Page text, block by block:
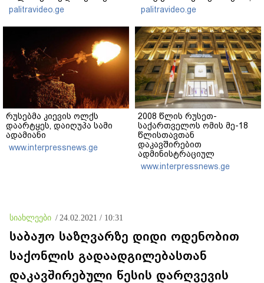
ეტაპებზე...
palitravideo.ge
ჩემს ანასტასიას გადახდა
თავს, მის მერე მე მე არ
ვარ"
palitravideo.ge
რუსებმა კიევის ოლქს
დაარტყეს, დაიღუპა სამი
ადამიანი
www.interpressnews.ge
2008 წლის რუსეთ-
საქართველოს ომის მე-18
წლისთავთან
დაკავშირებით
ადმინისტრაციულ
შენობებზე სახელმწიფო
დროშები დაეშვა
www.interpressnews.ge
სიახლეები / 24.02.2021 / 10:31
საბაჟო საზღვარზე დიდი ოდენობით
საქონლის გადაადგილებასთან
დაკავშირებული წესის დარღვევის